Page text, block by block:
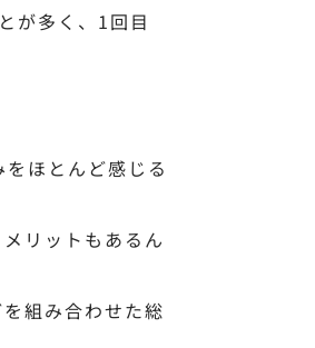
が多く、1回目
ほとんど感じる
リットもあるん
組み合わせた総